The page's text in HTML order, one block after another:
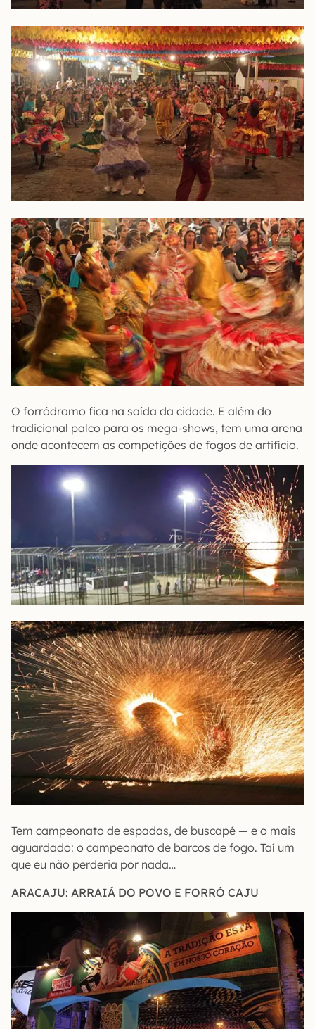
O forródromo fica na saída da cidade. E além do
tradicional palco para os mega-shows, tem uma arena
onde acontecem as competições de fogos de artifício.
Tem campeonato de espadas, de buscapé — e o mais
aguardado: o campeonato de barcos de fogo. Taí um
que eu não perderia por nada…
ARACAJU: ARRAIÁ DO POVO E FORRÓ CAJU